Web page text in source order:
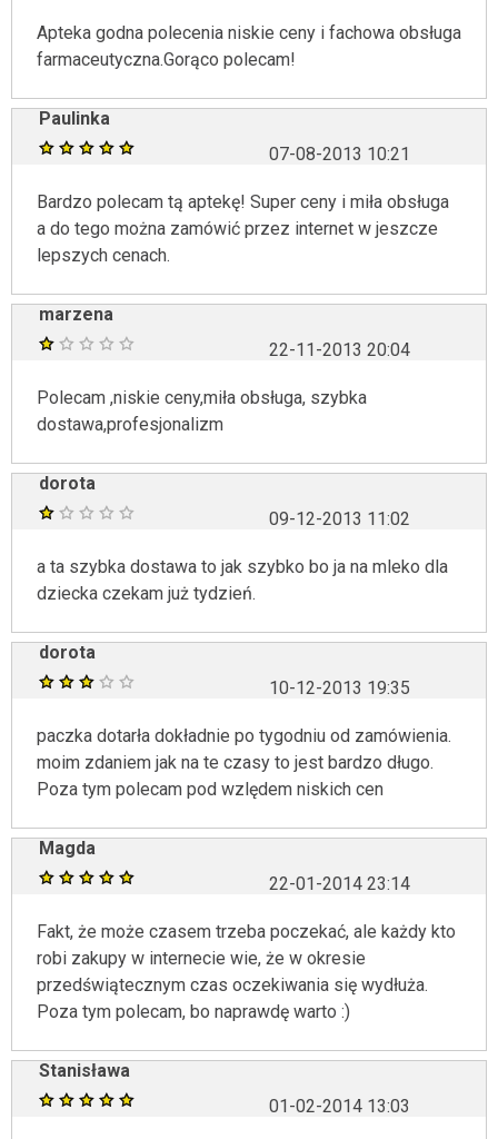
Apteka godna polecenia niskie ceny i fachowa obsługa
farmaceutyczna.Gorąco polecam!
Paulinka
07-08-2013 10:21
Bardzo polecam tą aptekę! Super ceny i miła obsługa
a do tego można zamówić przez internet w jeszcze
lepszych cenach.
marzena
22-11-2013 20:04
Polecam ,niskie ceny,miła obsługa, szybka
dostawa,profesjonalizm
dorota
09-12-2013 11:02
a ta szybka dostawa to jak szybko bo ja na mleko dla
dziecka czekam już tydzień.
dorota
10-12-2013 19:35
paczka dotarła dokładnie po tygodniu od zamówienia.
moim zdaniem jak na te czasy to jest bardzo długo.
Poza tym polecam pod wzlędem niskich cen
Magda
22-01-2014 23:14
Fakt, że może czasem trzeba poczekać, ale każdy kto
robi zakupy w internecie wie, że w okresie
przedświątecznym czas oczekiwania się wydłuża.
Poza tym polecam, bo naprawdę warto :)
Stanisława
01-02-2014 13:03